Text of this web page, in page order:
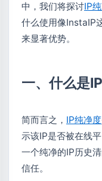
中，我们将探讨IP
什么使用像InstaIP
来显著优势。
一、什么是
简而言之， IP纯净度
示该IP是否被在线
一个纯净的IP历史
信任。